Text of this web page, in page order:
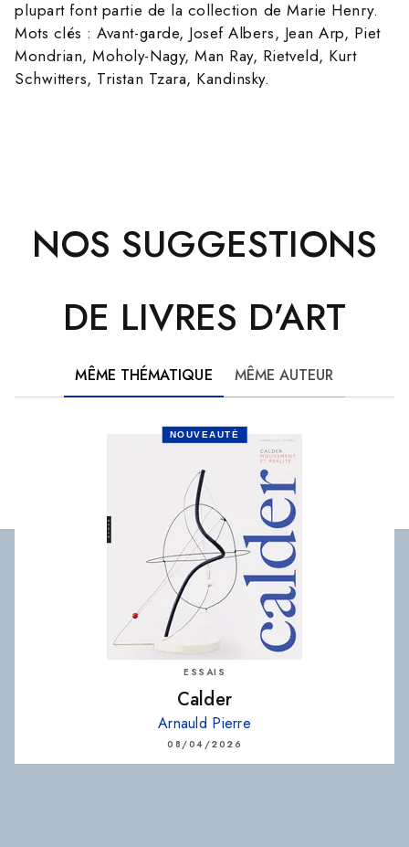
plupart font partie de la collection de Marie Henry.
Mots clés : Avant-garde, Josef Albers, Jean Arp, Piet
Mondrian, Moholy-Nagy, Man Ray, Rietveld, Kurt
Schwitters, Tristan Tzara, Kandinsky.
NOS SUGGESTIONS
DE LIVRES D’ART
MÊME THÉMATIQUE MÊME AUTEUR
NOUVEAUTÉ
ESSAIS
Calder
Arnauld Pierre
08/04/2026